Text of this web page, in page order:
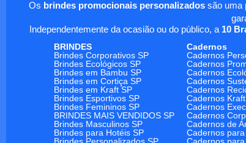
Os brindes promocionais personalizados são uma
Independentemente da ocasião ou do público, a 10
BRINDES
Cadernos
Brindes Corporativos SP
Cadernos
Brindes Ecológicos SP
Cadernos
Brindes em Bambu SP
Cadernos
Brindes em Cortiça SP
Cadernos
Brindes em Kraft SP
Cadernos
Brindes Esportivos SP
Cadernos
Brindes Femininos SP
Cadernos
BRINDES MAIS VENDIDOS SP
Cadernos
Brindes Masculinos SP
Cadernos de
Brindes para Hotéis SP
Cadernos